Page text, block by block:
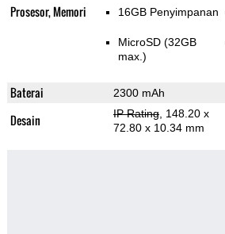
Prosesor, Memori 16GB Penyimpanan
MicroSD (32GB
max.)
Baterai 2300 mAh
Desain IP Rating, 148.20 x
72.80 x 10.34 mm